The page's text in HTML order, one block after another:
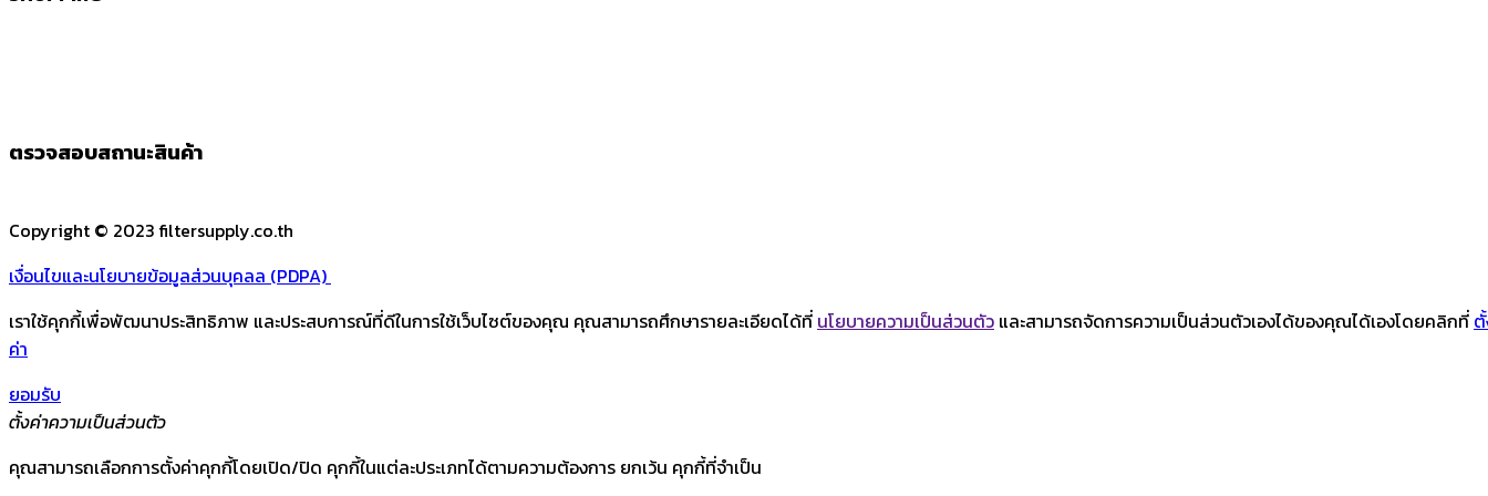
ตรวจสอบสถานะสินค้า
Copyright © 2023 filtersupply.co.th
เงื่อนไขและนโยบายข้อมูลส่วนบุคลล (PDPA)
เราใช้คุกกี้เพื่อพัฒนาประสิทธิภาพ และประสบการณ์ที่ดีในการใช้เว็บไซต์ของคุณ คุณสามารถศึกษารายละเอียดได้ที่ นโยบายความเป็นส่วนตัว และสามารถจัดการความเป็นส่วนตัวเองได้ของคุณได้เองโดยคลิกที่
ค่า
ยอมรับ
ตั้งค่าความเป็นส่วนตัว
คุณสามารถเลือกการตั้งค่าคุกกี้โดยเปิด/ปิด คุกกี้ในแต่ละประเภทได้ตามความต้องการ ยกเว้น คุกกี้ที่จำเป็น